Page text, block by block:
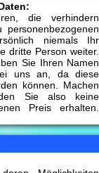
die verhindern
niemals Ihr
dritte Person weiter.
Sie Ihren Namen
uns an, da diese
können. Machen
Sie also keine
Preis erhalten.